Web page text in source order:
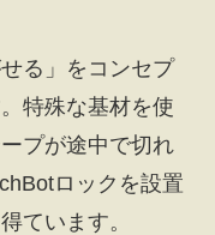
る」をコンセプ
特殊な基材を使
プが途中で切れ
ロックを設置
ています。